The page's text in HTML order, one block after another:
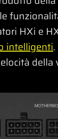
HXi e
intelligenti